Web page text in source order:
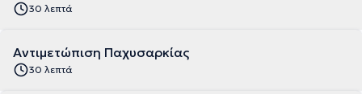
30 λεπτά
Αντιμετώπιση Παχυσαρκίας
30 λεπτά